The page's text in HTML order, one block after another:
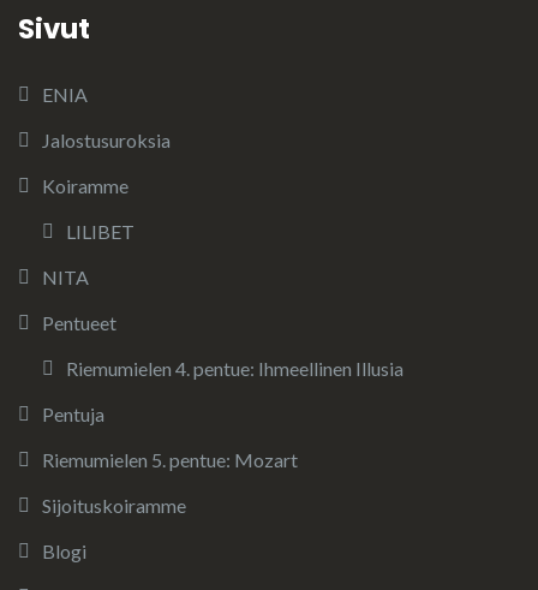
Sivut
ENIA
Jalostusuroksia
Koiramme
LILIBET
NITA
Pentueet
Riemumielen 4. pentue: Ihmeellinen Illusia
Pentuja
Riemumielen 5. pentue: Mozart
Sijoituskoiramme
Blogi